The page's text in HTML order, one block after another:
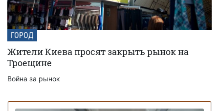
ГОРОД
Жители Киева просят закрыть рынок на
Троещине
Война за рынок